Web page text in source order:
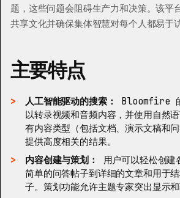
题，这些问题会阻碍生产力和决策。该平
共享文化并确保集体智慧对每个人都易于
主要特点
人工智能驱动的搜索：
Bloomfire
以转录视频和音频内容，并使用自然
有内容类型（包括文档、演示文稿和
提供高度相关的结果。
内容创建与策划：
用户可以轻松创建
简单的问答帖子到详细的文章和用于
子。策划功能允许主题专家突出显示和